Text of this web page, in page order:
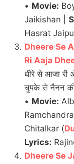
• Movie:
Jaikishan |
Hasrat
Dheere Se
Ri Aaja
धीरे से आजा री
चुपके से नैनन की
• Movie:
Ramchandra
Chitalkar (
Lyrics:
Dheere Se